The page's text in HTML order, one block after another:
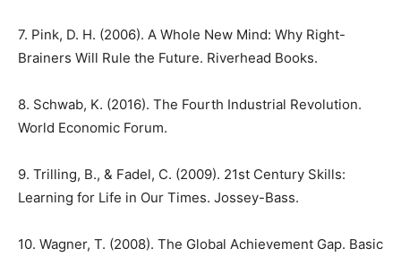
​7. Pink, D. H. (2006). A Whole New Mind: Why Right-
Brainers Will Rule the Future. Riverhead Books.
8. Schwab, K. (2016). The Fourth Industrial Revolution.
World Economic Forum.
9. Trilling, B., & Fadel, C. (2009). 21st Century Skills:
Learning for Life in Our Times. Jossey-Bass.
10. Wagner, T. (2008). The Global Achievement Gap. Basic